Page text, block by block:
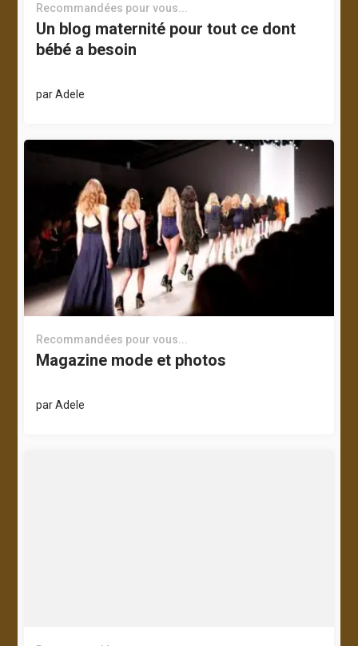
Recommandées pour vous...
Un blog maternité pour tout ce dont
bébé a besoin
parAdele
Recommandées pour vous...
Magazine mode et photos
parAdele